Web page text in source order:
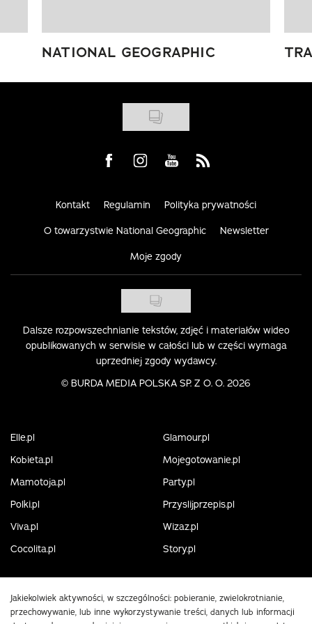
NATIONAL GEOGRAPHIC
Visit us on Facebook
Visit us on Instagram
Visit us on Youtube
Visit us on Rss
Kontakt Regulamin Polityka prywatności
O towarzystwie National Geographic Newsletter
Moje zgody
Dalsze rozpowszechnianie tekstów, zdjęć i materiałów wideo
opublikowanych w serwisie w całości lub w części wymaga
uprzedniej zgody wydawcy.
© BURDA MEDIA POLSKA SP. Z O. O. 2026
Elle.pl
Glamour.pl
Kobieta.pl
Mojegotowanie.pl
Mamotoja.pl
Party.pl
Polki.pl
Przyslijprzepis.pl
Viva.pl
Wizaz.pl
Cocolita.pl
Story.pl
Jakiekolwiek aktywności, w szczególności: pobieranie, zwielokrotnianie,
przechowywanie, lub inne wykorzystywanie treści, danych lub informacji